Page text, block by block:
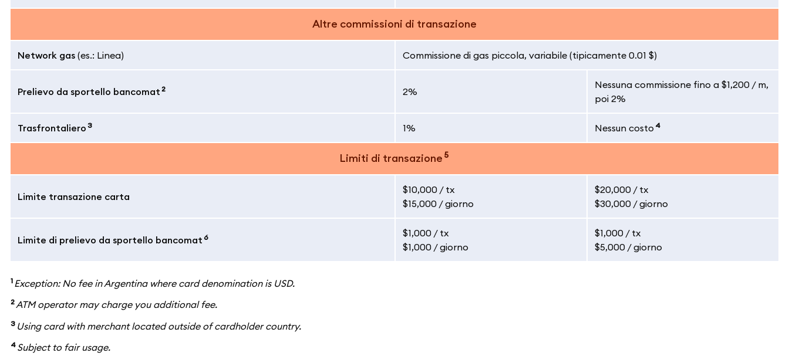
Altre commissioni di transazione
Network gas (es.: Linea) Commissione di gas piccola, variabile (tipicamente 0.01 $)
Prelievo da sportello bancomat 2 2%
Nessuna commissione fino a $1,200 / m,
poi 2%
Trasfrontaliero 3 1% Nessun costo 4
Limiti di transazione 5
Limite transazione carta
$10,000 / tx
$15,000 / giorno
$20,000 / tx
$30,000 / giorno
Limite di prelievo da sportello bancomat 6
$1,000 / tx
$1,000 / giorno
$1,000 / tx
$5,000 / giorno
1 Exception: No fee in Argentina where card denomination is USD.
2ATM operator may charge you additional fee.
3 Using card with merchant located outside of cardholder country.
4 Subject to fair usage.